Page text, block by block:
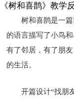
《树和喜鹊》教学
树和喜鹊是一
的语言描写了小鸟
有了邻居，有了朋
的生活。
开篇设计“找朋